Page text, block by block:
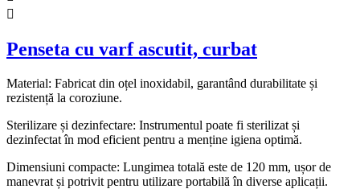

Penseta cu varf ascutit, curbat
Material: Fabricat din oțel inoxidabil, garantând durabilitate și
rezistență la coroziune.
Sterilizare și dezinfectare: Instrumentul poate fi sterilizat și
dezinfectat în mod eficient pentru a menține igiena optimă.
Dimensiuni compacte: Lungimea totală este de 120 mm, ușor de
manevrat și potrivit pentru utilizare portabilă în diverse aplicații.